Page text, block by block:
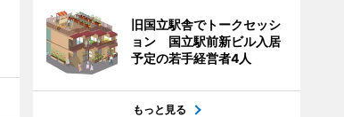
旧国立駅舎でトークセッシ
ョン 国立駅前新ビル入居
予定の若手経営者4人
もっと見る